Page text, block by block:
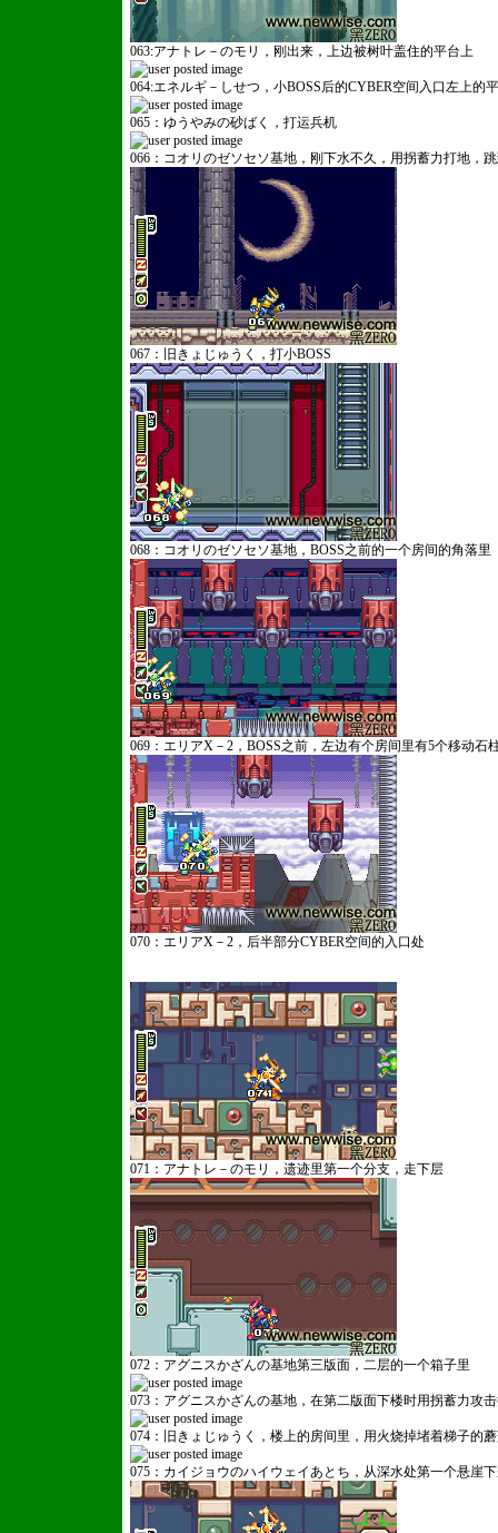
063:アナトレ－のモリ，刚出来，上边被树叶盖住的平台上
064:エネルギ－しせつ，小BOSS后的CYBER空间入口左上的
065：ゆうやみの砂ばく，打运兵机
066：コオリのゼソセソ基地，刚下水不久，用拐蓄力打地，
067：旧きょじゅうく，打小BOSS
068：コオリのゼソセソ基地，BOSS之前的一个房间的角落里
069：エリアX－2，BOSS之前，左边有个房间里有5个移动石
070：エリアX－2，后半部分CYBER空间的入口处
071：アナトレ－のモリ，遗迹里第一个分支，走下层
072：アグニスかざんの基地第三版面，二层的一个箱子里
073：アグニスかざんの基地，在第二版面下楼时用拐蓄力攻
074：旧きょじゅうく，楼上的房间里，用火烧掉堵着梯子的
075：カイジョウのハイウェイあとち，从深水处第一个悬崖